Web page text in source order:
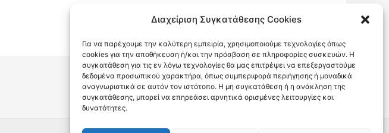
Διαχείριση Συγκατάθεσης Cookies
Για να παρέχουμε την καλύτερη εμπειρία, χρησιμοποιούμε τεχνολογίες όπως
cookies για την αποθήκευση ή/και την πρόσβαση σε πληροφορίες συσκευών. Η
συγκατάθεση για τις εν λόγω τεχνολογίες θα μας επιτρέψει να επεξεργαστούμε
δεδομένα προσωπικού χαρακτήρα, όπως συμπεριφορά περιήγησης ή μοναδικά
αναγνωριστικά σε αυτόν τον ιστότοπο. Η μη συγκατάθεση ή η ανάκληση της
συγκατάθεσης, μπορεί να επηρεάσει αρνητικά ορισμένες λειτουργίες και
δυνατότητες.